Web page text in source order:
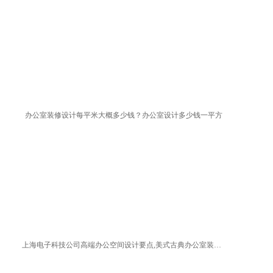
办公室装修设计每平米大概多少钱？办公室设计多少钱一平方